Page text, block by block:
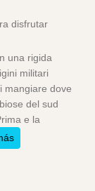
disfrutar
una rigida
militari
mangiare dove
del sud
e la